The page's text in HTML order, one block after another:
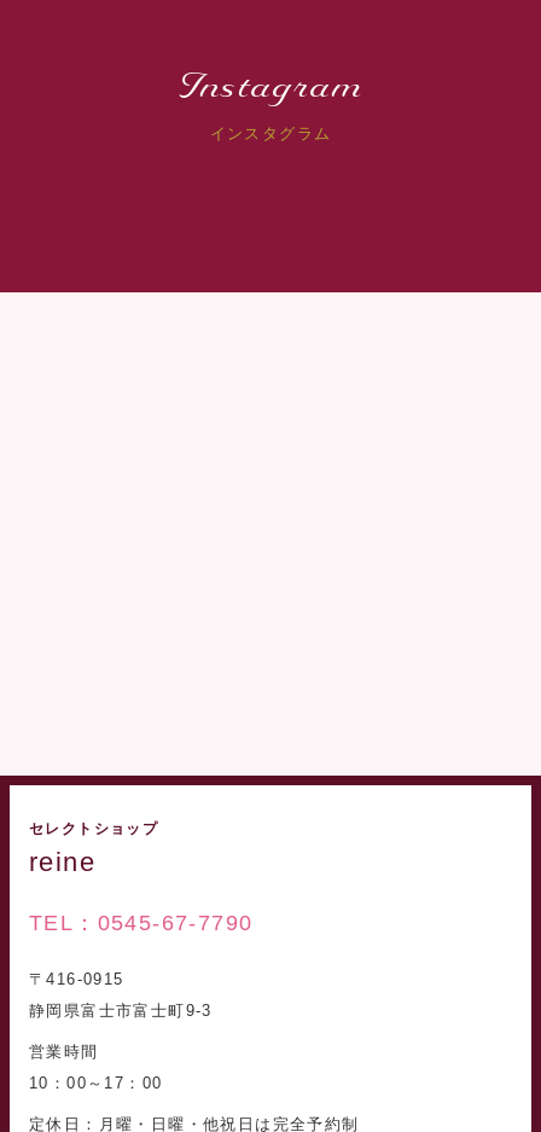
Instagram
インスタグラム
セレクトショップ
reine
TEL：0545-67-7790
〒416-0915
静岡県富士市富士町9-3
営業時間
10：00～17：00
定休日：月曜・日曜・他祝日は完全予約制